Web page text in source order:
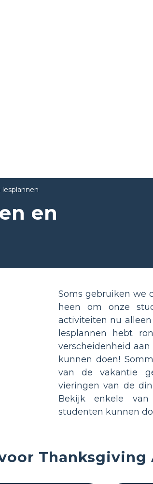
en
Soms gebruiken we
heen om onze
activiteiten nu
lesplannen hebt
verscheidenheid
kunnen doen!
van de vakantie
vieringen van de
Bekijk enkele
studenten kunnen